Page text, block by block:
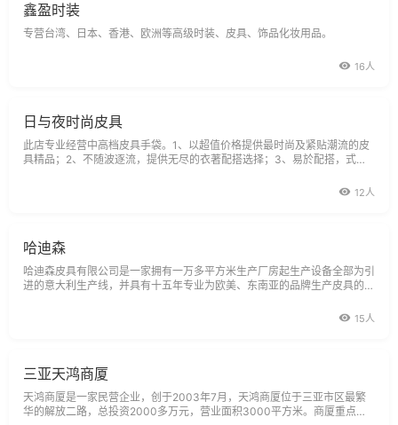
鑫盈时装
专营台湾、日本、香港、欧洲等高级时装、皮具、饰品化妆用品。
16人
日与夜时尚皮具
此店专业经营中高档皮具手袋。1、以超值价格提供最时尚及紧贴潮流的皮
具精品；2、不随波逐流，提供无尽的衣著配搭选择；3、易於配搭，式样
12人
哈迪森
哈迪森皮具有限公司是一家拥有一万多平方米生产厂房起生产设备全部为引
进的意大利生产线，并具有十五年专业为欧美、东南亚的品牌生产皮具的经
趋势专业为各客户设计与服装配衬的皮具产品。其产品能满足不同客户的需
15人
三亚天鸿商厦
天鸿商厦是一家民营企业，创于2003年7月，天鸿商厦位于三亚市区最繁
华的解放二路，总投资2000多万元，营业面积3000平方米。商厦重点经